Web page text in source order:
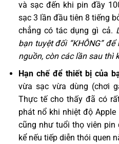
và sạc đến khi pin đầy
sạc 3 lần đầu tiên 8 tiếng
chẳng có tác dụng gì cả.
bạn tuyệt đối “KHÔNG”
nguồn, còn các lần sau thì
Hạn chế để thiết bị của
vừa sạc vừa dùng (chơi
Thực tế cho thấy đã có
phát nổ khi nhiệt độ
cũng như tuổi thọ viên pin
kể nếu tiếp diễn thói quen